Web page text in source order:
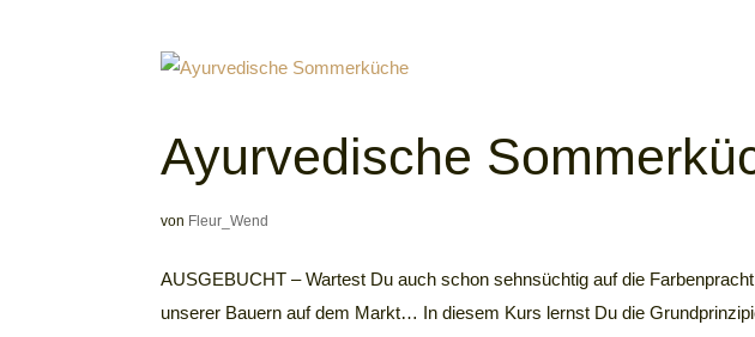
Ayurvedische
von Fleur_Wend
AUSGEBUCHT – Wartest Du auch schon sehnsüchtig auf die
unserer Bauern auf dem Markt… In diesem Kurs lernst Du die